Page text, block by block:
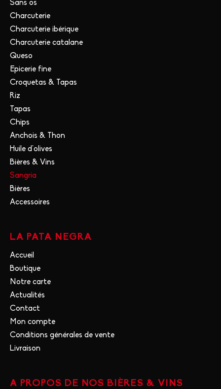
Sans os
Charcuterie
Charcuterie ibérique
Charcuterie catalane
Queso
Epicerie fine
Croquetas & Tapas
Riz
Tapas
Chips
Anchois & Thon
Huile d'olives
Bières & Vins
Sangria
Bières
Accessoires
LA PATA NEGRA
Accueil
Boutique
Notre carte
Actualités
Contact
Mon compte
Conditions générales de vente
Livraison
A PROPOS DE NOS BIÈRES & VINS